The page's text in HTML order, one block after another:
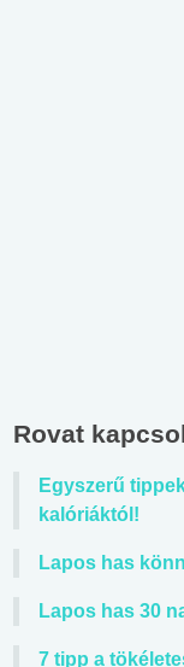
Rovat
Egyszerű
kalóriáktól!
Lapos has
Lapos has 30
7 tipp a